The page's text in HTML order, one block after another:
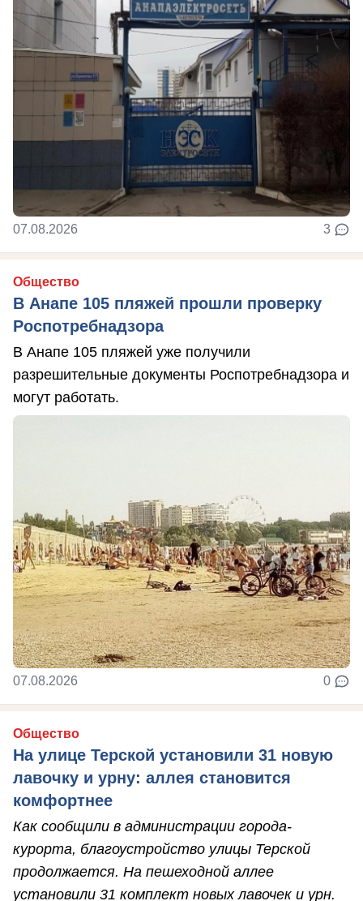
07.08.2026 3
Общество
В Анапе 105 пляжей прошли проверку
Роспотребнадзора
В Анапе 105 пляжей уже получили
разрешительные документы Роспотребнадзора и
могут работать.
07.08.2026 0
Общество
На улице Терской установили 31 новую
лавочку и урну: аллея становится
комфортнее
Как сообщили в администрации города-
курорта, благоустройство улицы Терской
продолжается. На пешеходной аллее
установили 31 комплект новых лавочек и урн.